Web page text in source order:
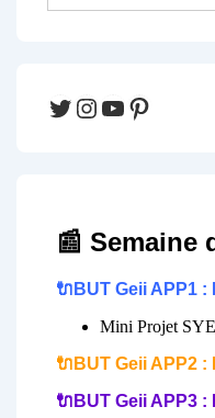
Twitter
Instagram
YouTube
Pinterest